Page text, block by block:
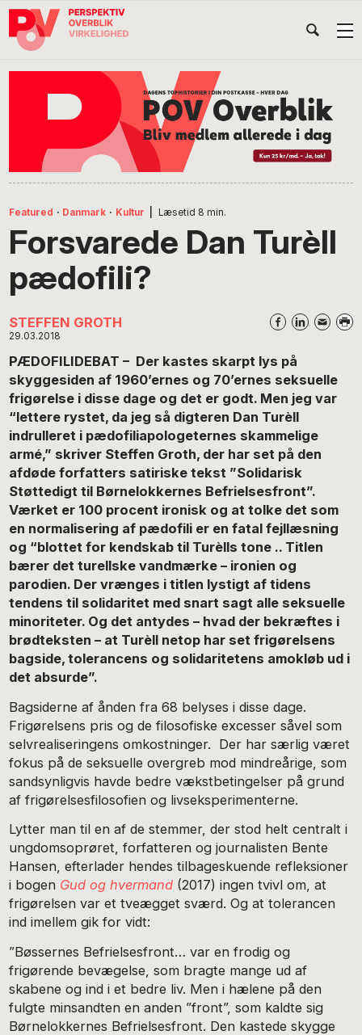
Gå
direkte
Skip
indhold
Gå
direkte
Featured · Danmark · Kultur Læsetid 8 min.
Forsvarede Dan Turèll
pædofili?
STEFFEN GROTH
29.03.2018
PÆDOFILIDEBAT – Der kastes skarpt lys på
skyggesiden af 1960’ernes og 70’ernes seksuelle
frigørelse i disse dage og det er godt. Men jeg var
“lettere rystet, da jeg så digteren Dan Turèll
indrulleret i pædofiliapologeternes skammelige
armé,” skriver Steffen Groth, der har set på den
afdøde forfatters satiriske tekst ”Solidarisk
Støttedigt til Børnelokkernes Befrielsesfront”.
Værket er 100 procent ironisk og at tolke det som
en normalisering af pædofili er en fatal fejllæsning
og “blottet for kendskab til Turèlls tone .. Titlen
bærer det turellske vandmærke – ironien og
parodien. Der vrænges i titlen lystigt af tidens
tendens til solidaritet med snart sagt alle seksuelle
minoriteter. Og det antydes – hvad der bekræftes i
brødteksten – at Turèll netop har set frigørelsens
bagside, tolerancens og solidaritetens amokløb ud i
det absurde”.
Bagsiderne af ånden fra 68 belyses i disse dage.
Frigørelsens pris og de filosofiske excesser såvel som
selvrealiseringens omkostninger. Der har særlig været
fokus på de seksuelle overgreb mod mindreårige, som
sandsynligvis havde bedre vækstbetingelser på grund
af frigørelsesfilosofien og livseksperimenterne.
Lytter man til en af de stemmer, der stod helt centralt i
ungdomsoprøret, forfatteren og journalisten Bente
Hansen, efterlader hendes tilbageskuende refleksioner
i bogen Gud og hvermand (2017) ingen tvivl om, at
frigørelsen var et tveægget sværd. Og at tolerancen
ind imellem gik for vidt:
”Bøssernes Befrielsesfront… var en frodig og
frigørende bevægelse, som bragte mange ud af
skabene og ind i et bedre liv. Men i hælene på den
fulgte minsandten en anden ”front”, som kaldte sig
Børnelokkernes Befrielsesfront. Den kastede skygge